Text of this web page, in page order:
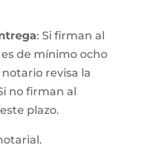
: Si firman al
de mínimo ocho
revisa la
no firman al
plazo.